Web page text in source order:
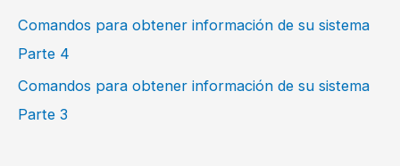
Comandos para obtener información de su sistema
Parte 4
Comandos para obtener información de su sistema
Parte 3